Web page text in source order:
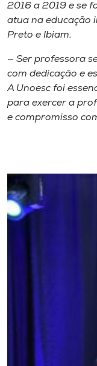
2016 a 2019 e se
atua na educação
Preto e Ibiam.
— Ser professora
com dedicação e
A Unoesc foi
para exercer a
e compromisso